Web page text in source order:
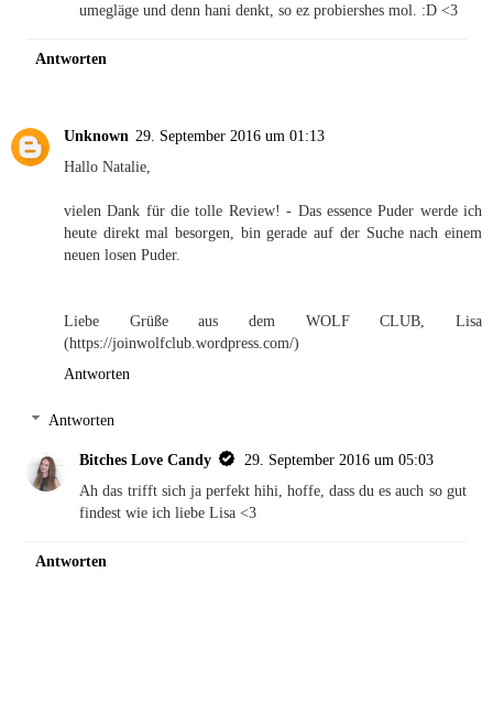
umegläge und denn hani denkt, so ez probiershes mol. :D <3
Antworten
Unknown 29. September 2016 um 01:13
Hallo Natalie,
vielen Dank für die tolle Review! - Das essence Puder werde ich
heute direkt mal besorgen, bin gerade auf der Suche nach einem
neuen losen Puder.
Liebe Grüße aus dem WOLF CLUB, Lisa
(https://joinwolfclub.wordpress.com/)
Antworten
Antworten
Bitches Love Candy
29. September 2016 um 05:03
Ah das trifft sich ja perfekt hihi, hoffe, dass du es auch so gut
findest wie ich liebe Lisa <3
Antworten